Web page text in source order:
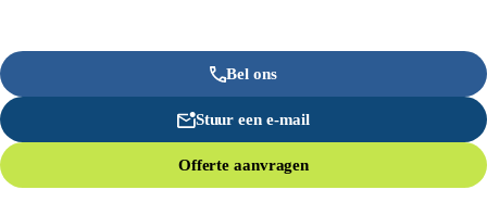
Bel ons
Stuur een e-mail
Offerte aanvragen